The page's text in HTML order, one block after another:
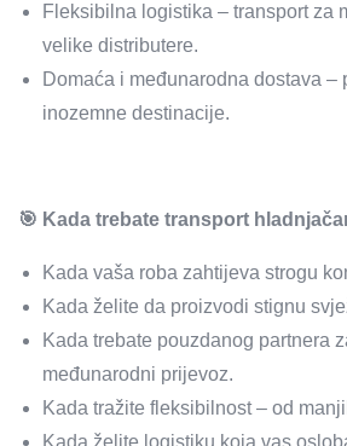
Fleksibilna logistika – transport za
velike distributere.
Domaća i međunarodna dostava –
inozemne destinacije.
🎯 Kada trebate transport
Kada vaša roba zahtijeva strogu
Kada želite da proizvodi stignu
Kada trebate pouzdanog partnera
međunarodni prijevoz.
Kada tražite fleksibilnost – od